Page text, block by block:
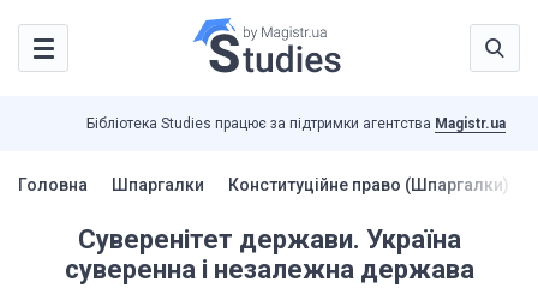
Бібліотека Studies працює за підтримки агентства Magistr.ua
Головна Шпаргалки Конституційне право (Шпаргалки)
Суверенітет держави. Україна
суверенна і незалежна держава